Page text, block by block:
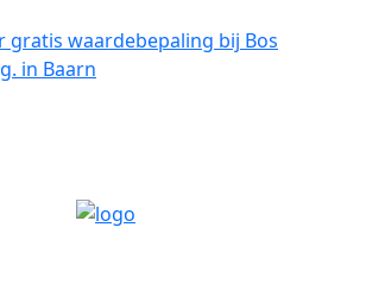
gratis waardebepaling bij Bos
in Baarn